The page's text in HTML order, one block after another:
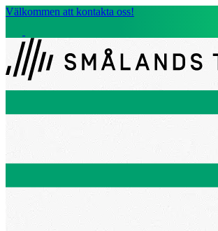
Välkommen att kontakta oss!